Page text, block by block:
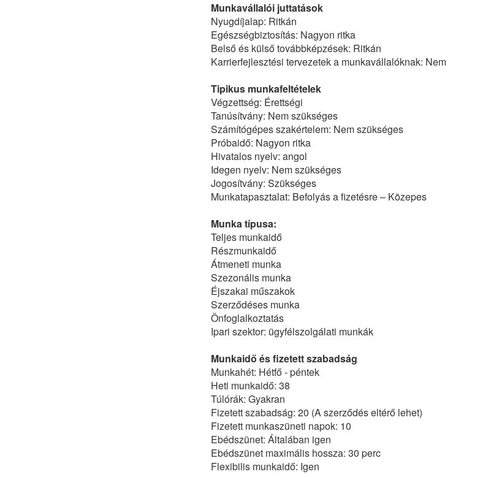
Munkavállalói juttatások
Nyugdíjalap: Ritkán
Egészségbiztosítás: Nagyon ritka
Belső és külső továbbképzések: Ritkán
Karrierfejlesztési tervezetek a munkavállalóknak: Nem
Tipikus munkafeltételek
Végzettség: Érettségi
Tanúsítvány: Nem szükséges
Számítógépes szakértelem: Nem szükséges
Próbaidő: Nagyon ritka
Hivatalos nyelv: angol
Idegen nyelv: Nem szükséges
Jogosítvány: Szükséges
Munkatapasztalat: Befolyás a fizetésre – Közepes
Munka típusa:
Teljes munkaidő
Részmunkaidő
Átmeneti munka
Szezonális munka
Éjszakai műszakok
Szerződéses munka
Önfoglalkoztatás
Ipari szektor: ügyfélszolgálati munkák
Munkaidő és fizetett szabadság
Munkahét: Hétfő - péntek
Heti munkaidő: 38
Túlórák: Gyakran
Fizetett szabadság: 20 (A szerződés eltérő lehet)
Fizetett munkaszüneti napok: 10
Ebédszünet: Általában igen
Ebédszünet maximális hossza: 30 perc
Flexibilis munkaidő: Igen